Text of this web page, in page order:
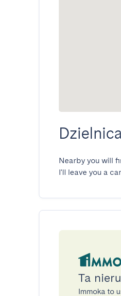
Nearby you will
I'll leave you a
Ta
Immoka to